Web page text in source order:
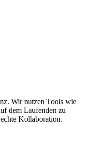
Wir nutzen Tools wie
dem Laufenden zu
Kollaboration.